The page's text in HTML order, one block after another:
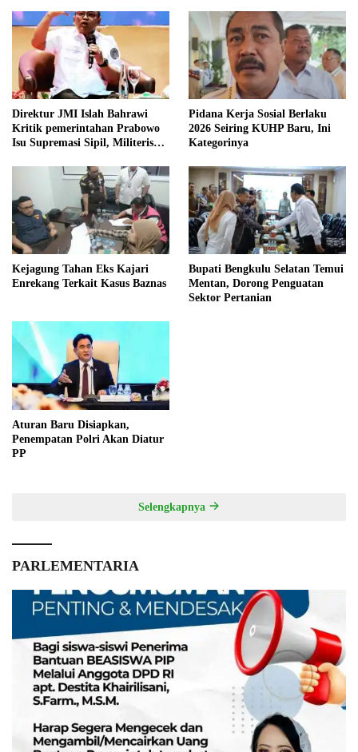
Direktur JMI Islah Bahrawi
Kritik pemerintahan Prabowo
Isu Supremasi Sipil, Militerisasi,
Pidana Kerja Sosial Berlaku
2026 Seiring KUHP Baru, Ini
Kategorinya
Kejagung Tahan Eks Kajari
Enrekang Terkait Kasus Baznas
Bupati Bengkulu Selatan Temui
Mentan, Dorong Penguatan
Sektor Pertanian
Aturan Baru Disiapkan,
Penempatan Polri Akan Diatur
PP
Selengkapnya
PARLEMENTARIA